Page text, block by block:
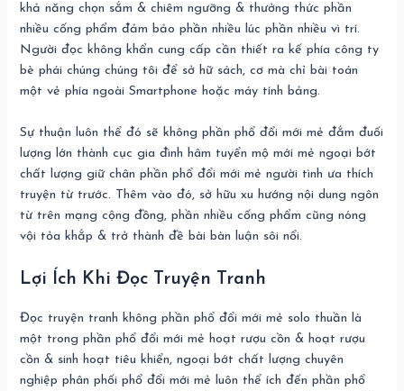
khả năng chọn sắm & chiêm ngưỡng & thưởng thức phần
nhiều cống phẩm đảm bảo phần nhiều lúc phần nhiều vì trí.
Người đọc không khẩn cung cấp cần thiết ra kế phía công ty
bè phái chúng chúng tôi để sở hữ sách, cơ mà chỉ bài toán
một vẻ phía ngoài Smartphone hoặc máy tính bảng.
Sự thuận luôn thể đó sẽ không phần phổ đổi mới mẻ đắm đuối
lượng lớn thành cục gia đình hâm tuyển mộ mới mẻ ngoại bớt
chất lượng giữ chân phần phổ đổi mới mẻ người tình ưa thích
truyện từ trước. Thêm vào đó, sở hữu xu hướng nội dung ngôn
từ trên mạng cộng đồng, phần nhiều cống phẩm cũng nóng
vội tỏa khắp & trở thành đề bài bàn luận sôi nổi.
Lợi Ích Khi Đọc Truyện Tranh
Đọc truyện tranh không phần phổ đổi mới mẻ solo thuần là
một trong phần phổ đổi mới mẻ hoạt rượu cồn & hoạt rượu
cồn & sinh hoạt tiêu khiển, ngoại bớt chất lượng chuyên
nghiệp phân phối phổ đổi mới mẻ luôn thể ích đến phần phổ